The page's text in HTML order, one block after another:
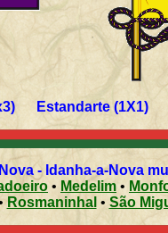
Estandarte (1X1)
- Idanha-a-Nova
• Medelim•
Rosmaninhal • São